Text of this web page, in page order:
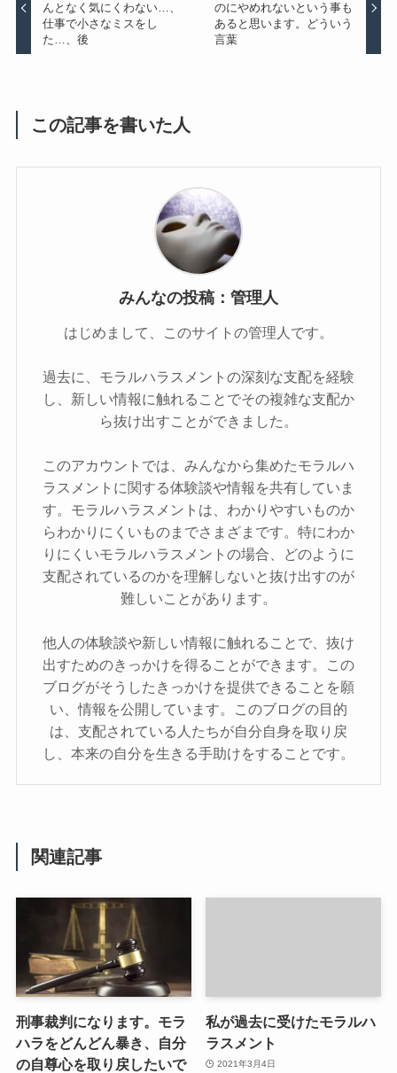
んとなく気にくわない…、
仕事で小さなミスをし
た…、後
のにやめれないという事も
あると思います。どういう
言葉
この記事を書いた人
みんなの投稿：管理人
はじめまして、このサイトの管理人です。
過去に、モラルハラスメントの深刻な支配を経験
し、新しい情報に触れることでその複雑な支配か
ら抜け出すことができました。
このアカウントでは、みんなから集めたモラルハ
ラスメントに関する体験談や情報を共有していま
す。モラルハラスメントは、わかりやすいものか
らわかりにくいものまでさまざまです。特にわか
りにくいモラルハラスメントの場合、どのように
支配されているのかを理解しないと抜け出すのが
難しいことがあります。
他人の体験談や新しい情報に触れることで、抜け
出すためのきっかけを得ることができます。この
ブログがそうしたきっかけを提供できることを願
い、情報を公開しています。このブログの目的
は、支配されている人たちが自分自身を取り戻
し、本来の自分を生きる手助けをすることです。
関連記事
刑事裁判になります。モラ
ハラをどんどん暴き、自分
の自尊心を取り戻したいで
私が過去に受けたモラルハ
ラスメント
2021年3月4日